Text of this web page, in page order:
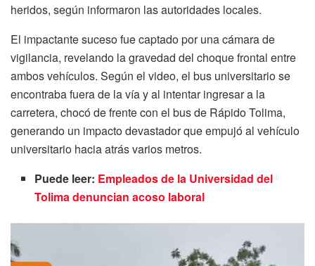
heridos, según informaron las autoridades locales.
El impactante suceso fue captado por una cámara de
vigilancia, revelando la gravedad del choque frontal entre
ambos vehículos. Según el video, el bus universitario se
encontraba fuera de la vía y al intentar ingresar a la
carretera, chocó de frente con el bus de Rápido Tolima,
generando un impacto devastador que empujó al vehículo
universitario hacia atrás varios metros.
Puede leer: Empleados de la Universidad del
Tolima denuncian acoso laboral